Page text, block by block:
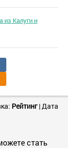
из Калуги и
Рейтинг|Дата
стать